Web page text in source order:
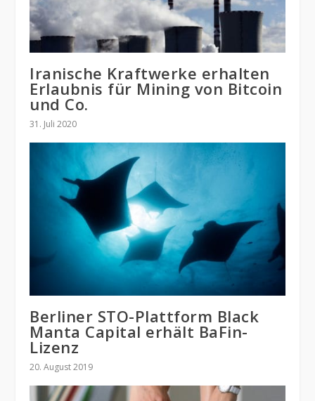
Iranische Kraftwerke erhalten
Erlaubnis für Mining von Bitcoin
und Co.
31. Juli 2020
Berliner STO-Plattform Black
Manta Capital erhält BaFin-
Lizenz
20. August 2019